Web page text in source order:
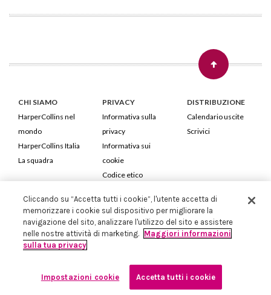
CHI SIAMO
HarperCollins nel
mondo
HarperCollins Italia
La squadra
PRIVACY
Informativa sulla
privacy
Informativa sui
cookie
Codice etico
DISTRIBUZIONE
Calendario uscite
Scrivici
HarperCollins Italia S.p.A. Viale Monte Nero, 84 - 20135 Milano
Cod. Fiscale e P.IVA 05946780151 - Capitale Sociale 258.250 €
Iscritta in Milano al Registro delle imprese nr.198004 e REA nr.1051898
Cliccando su “Accetta tutti i cookie”, l'utente accetta di
memorizzare i cookie sul dispositivo per migliorare la
navigazione del sito, analizzare l'utilizzo del sito e assistere
nelle nostre attività di marketing. Maggiori informazioni
sulla tua privacy
Impostazioni cookie Accetta tutti i cookie